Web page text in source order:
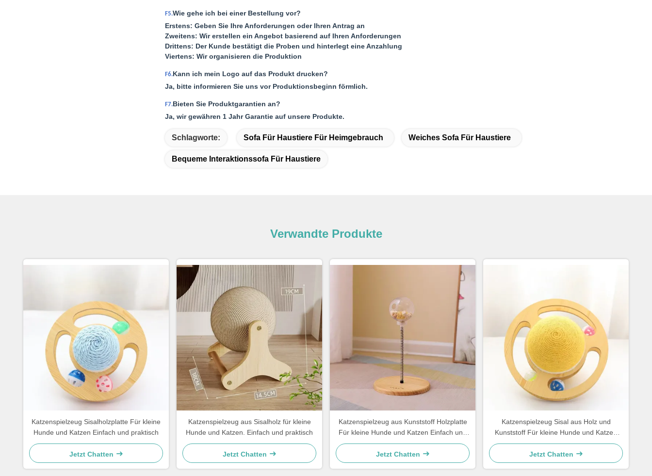
F5.Wie gehe ich bei einer Bestellung vor?
Erstens: Geben Sie Ihre Anforderungen oder Ihren Antrag an
Zweitens: Wir erstellen ein Angebot basierend auf Ihren Anforderungen
Drittens: Der Kunde bestätigt die Proben und hinterlegt eine Anzahlung
Viertens: Wir organisieren die Produktion
F6.Kann ich mein Logo auf das Produkt drucken?
Ja, bitte informieren Sie uns vor Produktionsbeginn förmlich.
F7.Bieten Sie Produktgarantien an?
Ja, wir gewähren 1 Jahr Garantie auf unsere Produkte.
Schlagworte: Sofa Für Haustiere Für Heimgebrauch Weiches Sofa Für Haustiere
Bequeme Interaktionssofa Für Haustiere
Verwandte Produkte
Katzenspielzeug Sisalholzplatte Für kleine
Hunde und Katzen Einfach und praktisch
Jetzt Chatten
Katzenspielzeug aus Sisalholz für kleine
Hunde und Katzen. Einfach und praktisch
Jetzt Chatten
Katzenspielzeug aus Kunststoff Holzplatte
Für kleine Hunde und Katzen Einfach und
praktisch
Jetzt Chatten
Katzenspielzeug Sisal aus Holz und
Kunststoff Für kleine Hunde und Katzen
Einfach und praktisch
Jetzt Chatten